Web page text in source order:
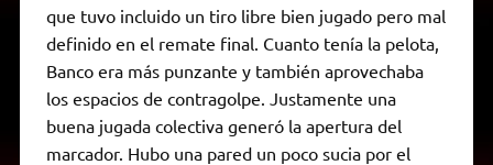
que tuvo incluido un tiro libre bien jugado pero mal
definido en el remate final. Cuanto tenía la pelota,
Banco era más punzante y también aprovechaba
los espacios de contragolpe. Justamente una
buena jugada colectiva generó la apertura del
marcador. Hubo una pared un poco sucia por el